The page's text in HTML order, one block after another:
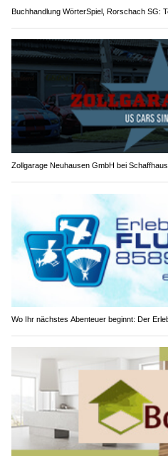
Buchhandlung WörterSpiel, Rorschach SG:
Zollgarage Neuhausen GmbH bei
Wo Ihr nächstes Abenteuer beginnt: Der